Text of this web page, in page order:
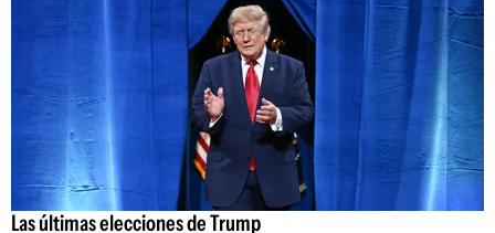
Las últimas elecciones de Trump